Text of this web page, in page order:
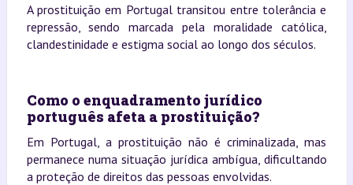
A prostituição em Portugal transitou entre tolerância e
repressão, sendo marcada pela moralidade católica,
clandestinidade e estigma social ao longo dos séculos.
Como o enquadramento jurídico
português afeta a prostituição?
Em Portugal, a prostituição não é criminalizada, mas
permanece numa situação jurídica ambígua, dificultando
a proteção de direitos das pessoas envolvidas.